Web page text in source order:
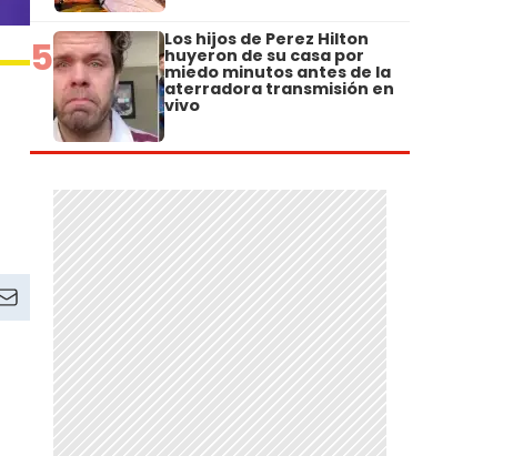
5 Los hijos de Perez Hilton
huyeron de su casa por
miedo minutos antes de la
aterradora transmisión en
vivo